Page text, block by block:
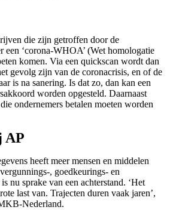
die zijn getroffen door de
een ‘corona-WHOA’ (Wet homologatie
komen. Via een quickscan wordt dan
gevolg zijn van de coronacrisis, en of de
is na sanering. Is dat zo, dan kan een
worden opgesteld. Daarnaast
ondernemers betalen moeten worden
AP
heeft meer mensen en middelen
, goedkeurings- en
nu sprake van een achterstand. ‘Het
last van. Trajecten duren vaak jaren’,
Nederland.